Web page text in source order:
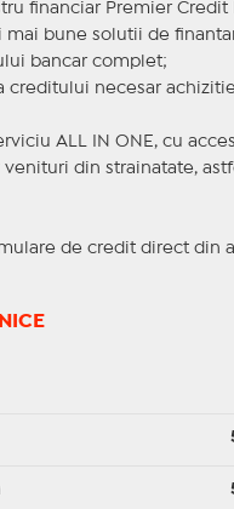
financiar Premier
mai bune solutii de
bancar complet;
creditului necesar
ALL IN ONE, cu
venituri din strainatate,
de credit direct din